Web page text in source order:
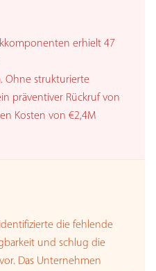
erhielt 47
Ohne strukturierte
präventiver Rückruf von
Kosten von €2,4M
die fehlende
und schlug die
Das Unternehmen